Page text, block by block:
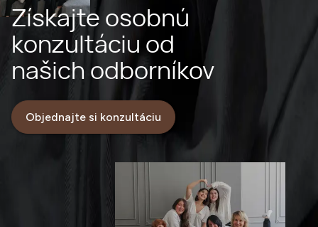
Získajte osobnú
konzultáciu od
našich odborníkov
Objednajte si konzultáciu